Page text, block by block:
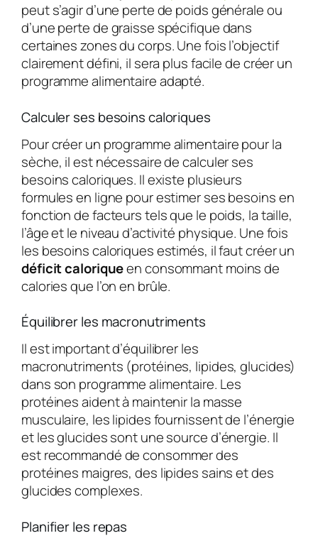
peut s’agir d’une perte de poids générale ou
d’une perte de graisse spécifique dans
certaines zones du corps. Une fois l’objectif
clairement défini, il sera plus facile de créer un
programme alimentaire adapté.
Calculer ses besoins caloriques
Pour créer un programme alimentaire pour la
sèche, il est nécessaire de calculer ses
besoins caloriques. Il existe plusieurs
formules en ligne pour estimer ses besoins en
fonction de facteurs tels que le poids, la taille,
l’âge et le niveau d’activité physique. Une fois
les besoins caloriques estimés, il faut créer un
déficit caloriqueen consommant moins de
calories que l’on en brûle.
Équilibrer les macronutriments
Il est important d’équilibrer les
macronutriments (protéines, lipides, glucides)
dans son programme alimentaire. Les
protéines aident à maintenir la masse
musculaire, les lipides fournissent de l’énergie
et les glucides sont une source d’énergie. Il
est recommandé de consommer des
protéines maigres, des lipides sains et des
glucides complexes.
Planifier les repas